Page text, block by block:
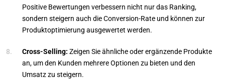
Positive Bewertungen verbessern nicht nur das Ranking,
sondern steigern auch die Conversion-Rate und können zur
Produktoptimierung ausgewertet werden.
Cross-Selling: Zeigen Sie ähnliche oder ergänzende Produkte
an, um den Kunden mehrere Optionen zu bieten und den
Umsatz zu steigern.